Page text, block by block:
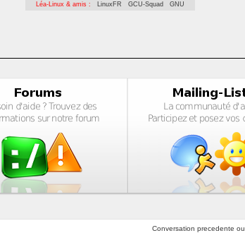
Léa-Linux & amis : LinuxFR GCU-Squad GNU
Conversation precedente ou